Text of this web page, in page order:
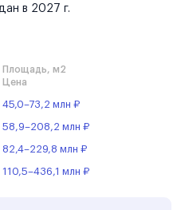
в 2027 г.
Площадь, м2
Цена
45,0–73,2 млн ₽
58,9–208,2 млн ₽
82,4–229,8 млн ₽
110,5–436,1 млн ₽